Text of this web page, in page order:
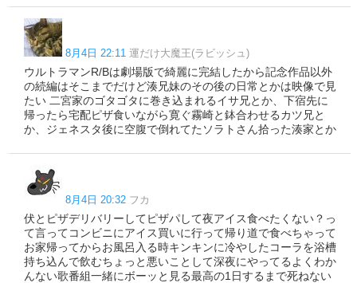
8月4日 22:11 運だけ大魔王(ラビッシュ)
ウルトラマンR/Bは劇場版で綺麗に完結したから記念作品以外
の続編はそこまでだけど湊兄妹のその後の日常とかは映像で見
たい 二宮家のゴタゴタに巻き込まれるイサ兄とか、下宿先に
帰ったら宅配ピザ食いながら寛ぐ霧崎と鉢合わせるカツ兄と
か、ジェネスタ後に空腹で倒れてたソラトさん拾った湊家とか
8月4日 20:32 フカ
伏とピザデリバリーしてピザパして夜アイス食べたくない？っ
て言ってコンビニにアイス買いに行って帰り道で食べちゃって
お家帰ってからお風呂入る時キンキンに冷やしたコーラを浴槽
持ち込んで飲むちょっと悪いことして深夜にやってるよくわか
んない歌番組一緒にボーッと見る最高の1日するまで死ねない